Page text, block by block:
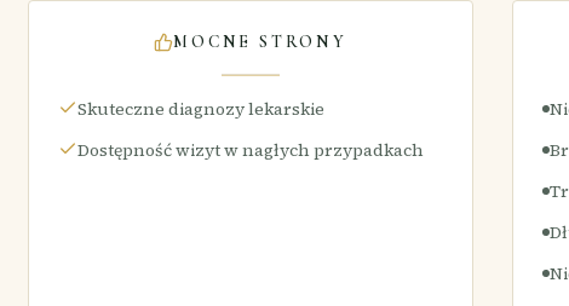
MOCNE STRONY
Skuteczne diagnozy lekarskie
Dostępność wizyt w nagłych przypadkach